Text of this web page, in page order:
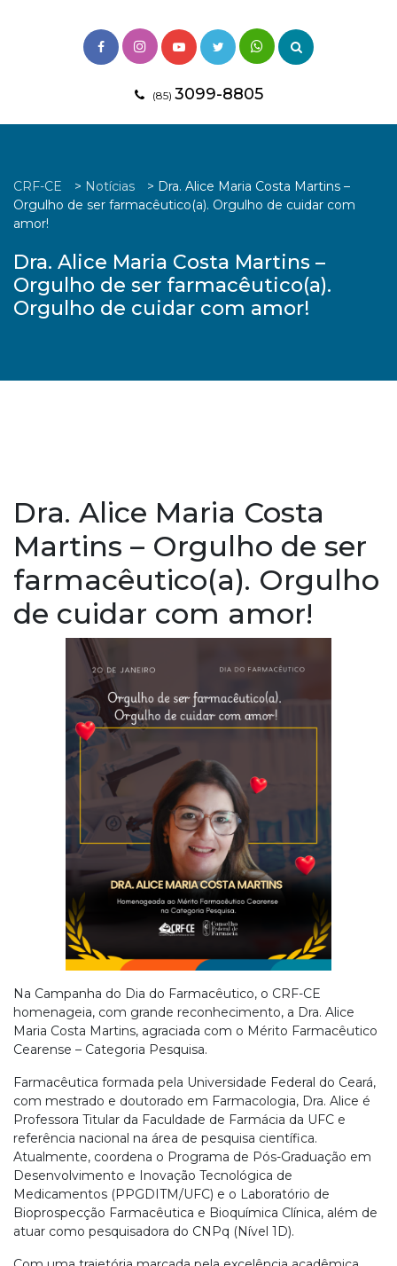
(85) 3099-8805
CRF-CE > Notícias > Dra. Alice Maria Costa Martins –
Orgulho de ser farmacêutico(a). Orgulho de cuidar com
amor!
Dra. Alice Maria Costa Martins –
Orgulho de ser farmacêutico(a).
Orgulho de cuidar com amor!
Dra. Alice Maria Costa
Martins – Orgulho de ser
farmacêutico(a). Orgulho
de cuidar com amor!
Na Campanha do Dia do Farmacêutico, o CRF-CE
homenageia, com grande reconhecimento, a Dra. Alice
Maria Costa Martins, agraciada com o Mérito Farmacêutico
Cearense – Categoria Pesquisa.
Farmacêutica formada pela Universidade Federal do Ceará,
com mestrado e doutorado em Farmacologia, Dra. Alice é
Professora Titular da Faculdade de Farmácia da UFC e
referência nacional na área de pesquisa científica.
Atualmente, coordena o Programa de Pós-Graduação em
Desenvolvimento e Inovação Tecnológica de
Medicamentos (PPGDITM/UFC) e o Laboratório de
Bioprospecção Farmacêutica e Bioquímica Clínica, além de
atuar como pesquisadora do CNPq (Nível 1D).